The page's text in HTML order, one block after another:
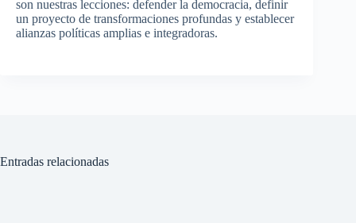
son nuestras lecciones: defender la democracia, definir
un proyecto de transformaciones profundas y establecer
alianzas políticas amplias e integradoras.
Entradas relacionadas